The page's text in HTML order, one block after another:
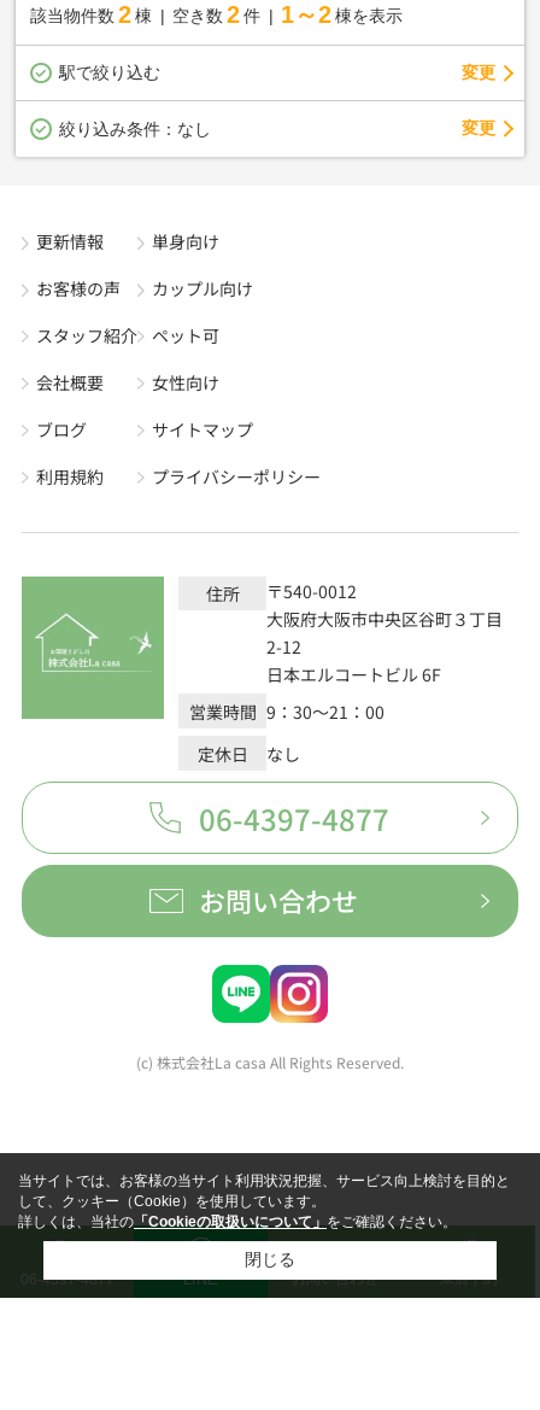
該当物件数 2棟 空き数 2 件 1～2 棟を表示
駅で絞り込む 変更
絞り込み条件： なし 変更
更新情報
お客様の声
スタッフ紹介
会社概要
ブログ
利用規約
単身向け
カップル向け
ペット可
女性向け
サイトマップ
プライバシーポリシー
住所
〒540-0012
大阪府大阪市中央区谷町３丁目
2-12
日本エルコートビル 6F
営業時間 9：30～21：00
定休日
なし
06-4397-4877
お問い合わせ
(c) 株式会社La casa All Rights Reserved.
06-4397-4877 LINE お問い合わせ 来店予約
当サイトでは、お客様の当サイト利用状況把握、サービス向上検討を目的と
して、クッキー（Cookie）を使用しています。
詳しくは、当社の「Cookieの取扱いについて」をご確認ください。
閉じる